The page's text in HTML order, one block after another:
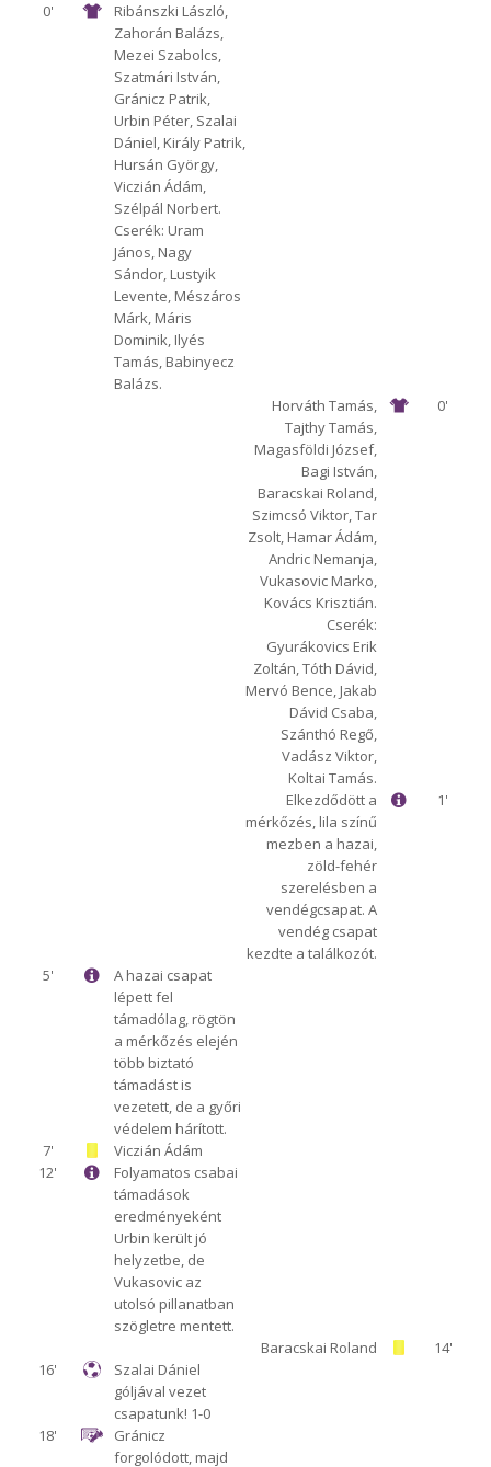
1912 Előre
0'
Ribánszki László,
Zahorán Balázs,
Mezei Szabolcs,
Szatmári István,
Gránicz Patrik,
Urbin Péter, Szalai
Dániel, Király Patrik,
Hursán György,
Viczián Ádám,
Szélpál Norbert.
Cserék: Uram
János, Nagy
Sándor, Lustyik
Levente, Mészáros
Márk, Máris
Dominik, Ilyés
Tamás, Babinyecz
Balázs.
0'
Horváth Tamás,
Tajthy Tamás,
Magasföldi József,
Bagi István,
Baracskai Roland,
Szimcsó Viktor, Tar
Zsolt, Hamar Ádám,
Andric Nemanja,
Vukasovic Marko,
Kovács Krisztián.
Cserék:
Gyurákovics Erik
Zoltán, Tóth Dávid,
Mervó Bence, Jakab
Dávid Csaba,
Szánthó Regő,
Vadász Viktor,
Koltai Tamás.
1'
Elkezdődött a
mérkőzés, lila színű
mezben a hazai,
zöld-fehér
szerelésben a
vendégcsapat. A
vendég csapat
kezdte a találkozót.
5'
A hazai csapat
lépett fel
támadólag, rögtön
a mérkőzés elején
több biztató
támadást is
vezetett, de a győri
védelem hárított.
7'
Viczián Ádám
12'
Folyamatos csabai
támadások
eredményeként
Urbin került jó
helyzetbe, de
Vukasovic az
utolsó pillanatban
szögletre mentett.
14'
Baracskai Roland
16'
Szalai Dániel
góljával vezet
csapatunk! 1-0
18'
Gránicz
forgolódott, majd